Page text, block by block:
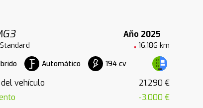
Año 2025
16.186 km
Automático 194 cv
vehículo
21.290 €
-3.000 €